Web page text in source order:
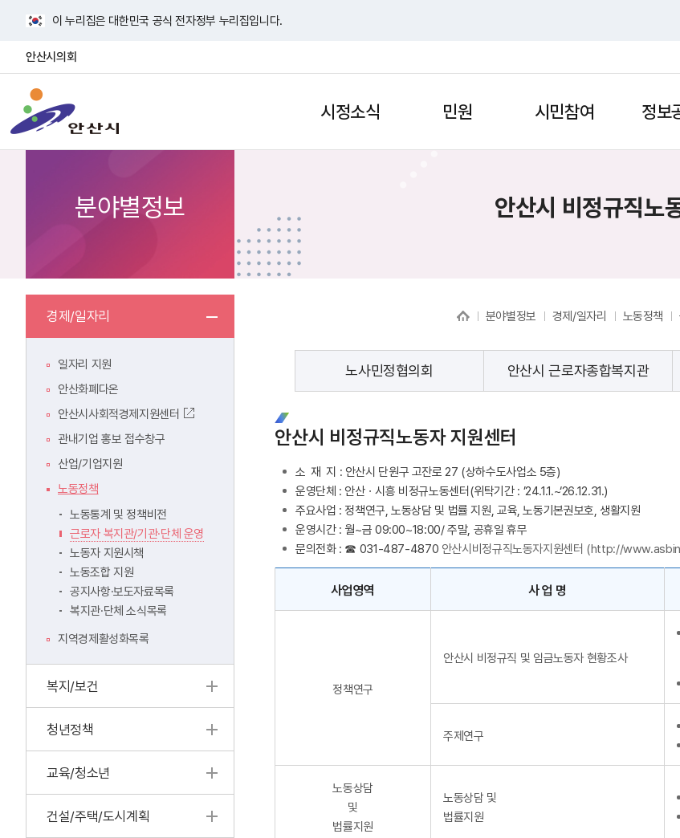
이 누리집은 대한민국 공식 전자정부 누리집입니다.
안산시의회
시
시정소식 민원 시민참여 정보
분야별정보 안산시 비정규직노
분야별정보 경제/일자리 노동정책
경제/일자리
일자리 지원
안산화폐다온
안산시사회적경제지원센터
관내기업 홍보 접수창구
산업/기업지원
노동정책
노동통계 및 정책비전
근로자 복지관/기관·단체 운영
노동자 지원시책
노동조합 지원
공지사항·보도자료목록
복지관·단체 소식목록
지역경제활성화목록
복지/보건
청년정책
교육/청소년
건설/주택/도시계획
노사민정협의회 안산시 근로자종합복지관
안산시 비정규직노동자 지원센터
소 재 지 : 안산시 단원구 고잔로 27 (상하수도사업소 5층)
운영단체 : 안산ㆍ시흥 비정규노동센터(위탁기간 : ’24.1.1.~‘26.12.31.)
주요사업 : 정책연구, 노동상담 및 법률 지원, 교육, 노동기본권보호, 생활지원
운영시간 : 월~금 09:00~18:00/ 주말, 공휴일 휴무
문의전화 : ☎ 031-487-4870 안산시비정규직노동자지원센터 (http://
사업영역 사 업 명
정책연구
안산시 비정규직 및 임금노동자 현황조사
주제연구
노동상담
및
법률지원
노동상담 및
법률지원